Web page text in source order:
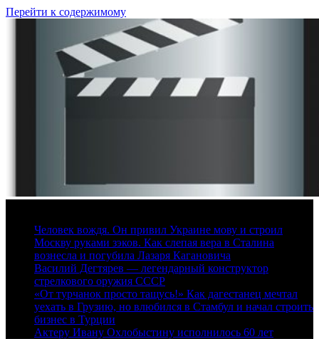
Перейти к содержимому
Человек вождя. Он привил Украине мову и строил
Москву руками зэков. Как слепая вера в Сталина
вознесла и погубила Лазаря Кагановича
Василий Дегтярев — легендарный конструктор
стрелкового оружия СССР
«От турчанок просто тащусь!» Как дагестанец мечтал
уехать в Грузию, но влюбился в Стамбул и начал строить
бизнес в Турции
Актеру Ивану Охлобыстину исполнилось 60 лет